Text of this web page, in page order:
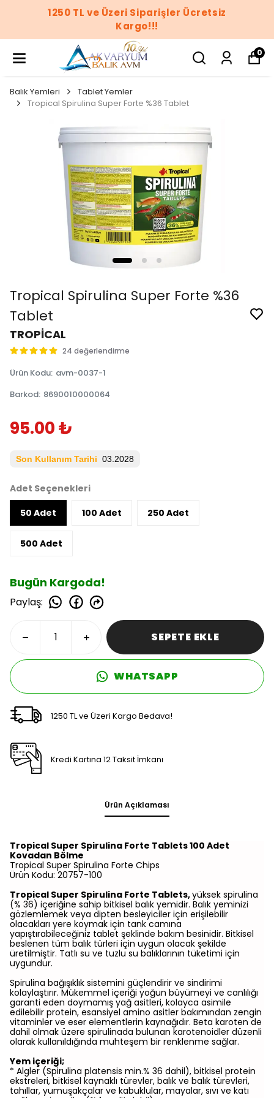
1250 TL ve Üzeri Siparişler Ücretsiz
Kargo!!!
0
Balık Yemleri
Tablet Yemler
Tropical Spirulina Super Forte %36 Tablet
Tropical Spirulina Super Forte %36
Tablet
TROPİCAL
24 değerlendirme
Ürün Kodu: avm-0037-1
Barkod: 8690010000064
95.00 ₺
Son Kullanım Tarihi 03.2028
Adet Seçenekleri
50 Adet
100 Adet 250 Adet
500 Adet
Bugün Kargoda!
Paylaş:
SEPETE EKLE
WHATSAPP
1250 TL ve Üzeri Kargo Bedava!
Kredi Kartına 12 Taksit İmkanı
Ürün Açıklaması
Tropical Super Spirulina Forte Tablets 100 Adet
Kovadan Bölme
Tropical Super Spirulina Forte Chips
Ürün Kodu: 20757-100
Tropical Super Spirulina Forte Tablets,yüksek spirulina
(% 36) içeriğine sahip bitkisel balık yemidir. Balık yeminizi
gözlemlemek veya dipten besleyiciler için erişilebilir
olacakları yere koymak için tank camına
yapıştırabileceğiniz tablet şeklinde bakım besinidir. Bitkisel
beslenen tüm balık türleri için uygun olacak şekilde
üretilmiştir. Tatlı su ve tuzlu su balıklarının tüketimi için
uygundur.
Spirulina bağışıklık sistemini güçlendirir ve sindirimi
kolaylaştırır. Mükemmel içeriği yoğun büyümeyi ve canlılığı
garanti eden doymamış yağ asitleri, kolayca asimile
edilebilir protein, esansiyel amino asitler bakımından zengin
vitaminler ve eser elementlerin kaynağıdır. Beta karoten de
dahil olmak üzere spirulinada bulunan karotenoidler düzenli
olarak kullanıldığında muhteşem bir renklenme sağlar.
Yem içeriği;
* Algler (Spirulina platensis min.% 36 dahil), bitkisel protein
ekstreleri, bitkisel kaynaklı türevler, balık ve balık türevleri,
tahıllar, yumuşakçalar ve kabuklular, mayalar, sıvı ve katı